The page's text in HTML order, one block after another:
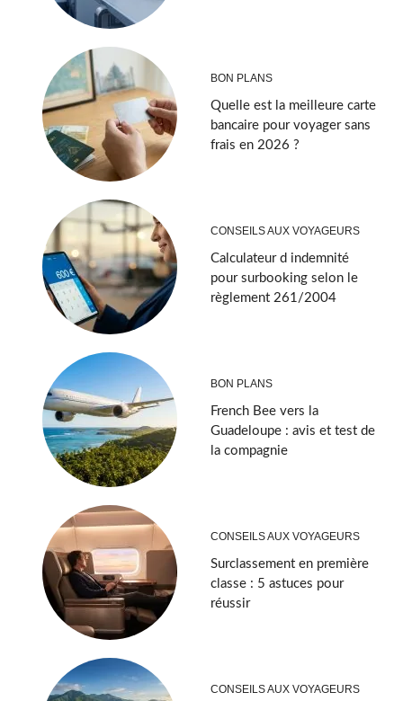
BON PLANS
Quelle est la meilleure carte
bancaire pour voyager sans
frais en 2026 ?
CONSEILS AUX VOYAGEURS
Calculateur d indemnité
pour surbooking selon le
règlement 261/2004
BON PLANS
French Bee vers la
Guadeloupe : avis et test de
la compagnie
CONSEILS AUX VOYAGEURS
Surclassement en première
classe : 5 astuces pour
réussir
CONSEILS AUX VOYAGEURS